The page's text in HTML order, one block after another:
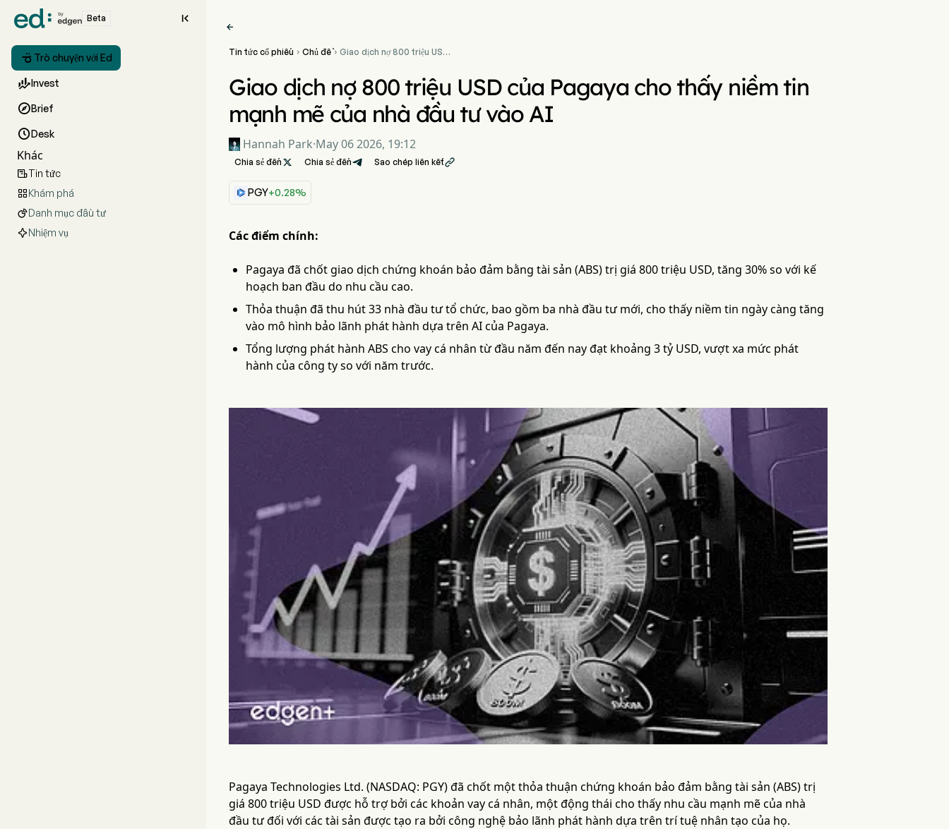
Beta 
 Trò chuyện với Ed
Invest
Brief
Desk
Khác
Tin tức
Khám phá
Danh mục đầu tư
Nhiệm vụ

Tin tức cổ phiếu  Chủ đề Giao dịch nợ 800 triệu USD
vào AI
Giao dịch nợ 800 triệu USD của Pagaya cho thấy niềm tin
mạnh mẽ của nhà đầu tư vào AI
Hannah Park·May 06 2026, 19:12
Chia sẻ đến  Chia sẻ đến Sao chép liên kết
PGY+0.28%
Các điểm chính:
Pagaya đã chốt giao dịch chứng khoán bảo đảm bằng tài sản (ABS) trị giá 800 triệu USD, tăng 30% so với kế
hoạch ban đầu do nhu cầu cao.
Thỏa thuận đã thu hút 33 nhà đầu tư tổ chức, bao gồm ba nhà đầu tư mới, cho thấy niềm tin ngày càng tăng
vào mô hình bảo lãnh phát hành dựa trên AI của Pagaya.
Tổng lượng phát hành ABS cho vay cá nhân từ đầu năm đến nay đạt khoảng 3 tỷ USD, vượt xa mức phát
hành của công ty so với năm trước.
Pagaya Technologies Ltd. (NASDAQ: PGY) đã chốt một thỏa thuận chứng khoán bảo đảm bằng tài sản (ABS) trị
giá 800 triệu USD được hỗ trợ bởi các khoản vay cá nhân, một động thái cho thấy nhu cầu mạnh mẽ của nhà
đầu tư đối với các tài sản được tạo ra bởi công nghệ bảo lãnh phát hành dựa trên trí tuệ nhân tạo của họ.